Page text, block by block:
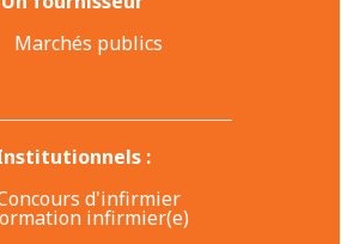
Marchés publics
:
d'infirmier
infirmier(e)